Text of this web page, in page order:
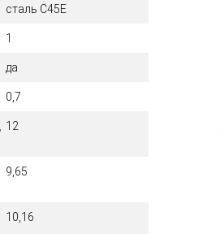
сталь C45E
1
да
0,7
12
9,65
10,16